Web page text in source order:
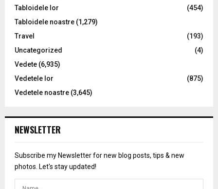
Tabloidele lor
(454)
Tabloidele noastre (1,279)
Travel
(193)
Uncategorized
(4)
Vedete (6,935)
Vedetele lor
(875)
Vedetele noastre (3,645)
NEWSLETTER
Subscribe my Newsletter for new blog posts, tips & new
photos. Let's stay updated!